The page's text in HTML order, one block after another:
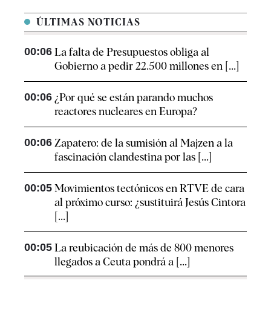
ÚLTIMAS NOTICIAS
00:06 La falta de Presupuestos obliga al
Gobierno a pedir 22.500 millones en [...]
00:06 ¿Por qué se están parando muchos
reactores nucleares en Europa?
00:06 Zapatero: de la sumisión al Majzen a la
fascinación clandestina por las [...]
00:05 Movimientos tectónicos en RTVE de cara
al próximo curso: ¿sustituirá Jesús Cintora
[...]
00:05 La reubicación de más de 800 menores
llegados a Ceuta pondrá a [...]